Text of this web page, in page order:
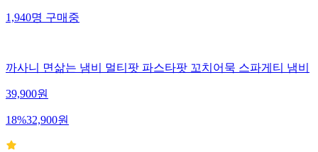
1,940명 구매중
까사니 면삶는 냄비 멀티팟 파스타팟 꼬치어묵 스파게티 냄비
39,900원
18%32,900원